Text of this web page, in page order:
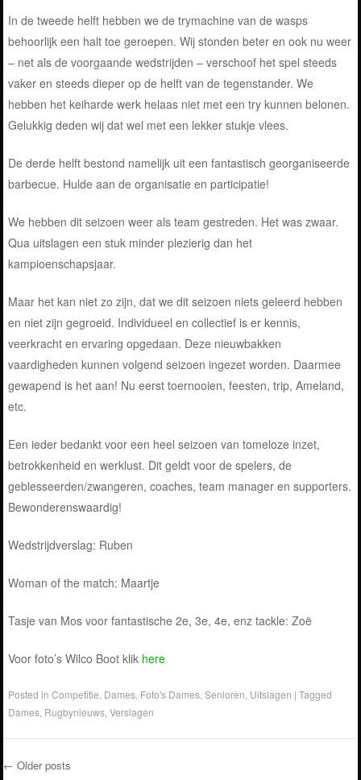
In de tweede helft hebben we de trymachine van de wasps
behoorlijk een halt toe geroepen. Wij stonden beter en ook nu weer
– net als de voorgaande wedstrijden – verschoof het spel steeds
vaker en steeds dieper op de helft van de tegenstander. We
hebben het keiharde werk helaas niet met een try kunnen belonen.
Gelukkig deden wij dat wel met een lekker stukje vlees.
De derde helft bestond namelijk uit een fantastisch georganiseerde
barbecue. Hulde aan de organisatie en participatie!
We hebben dit seizoen weer als team gestreden. Het was zwaar.
Qua uitslagen een stuk minder plezierig dan het
kampioenschapsjaar.
Maar het kan niet zo zijn, dat we dit seizoen niets geleerd hebben
en niet zijn gegroeid. Individueel en collectief is er kennis,
veerkracht en ervaring opgedaan. Deze nieuwbakken
vaardigheden kunnen volgend seizoen ingezet worden. Daarmee
gewapend is het aan! Nu eerst toernooien, feesten, trip, Ameland,
etc.
Een ieder bedankt voor een heel seizoen van tomeloze inzet,
betrokkenheid en werklust. Dit geldt voor de spelers, de
geblesseerden/zwangeren, coaches, team manager en supporters.
Bewonderenswaardig!
Wedstrijdverslag: Ruben
Woman of the match: Maartje
Tasje van Mos voor fantastische 2e, 3e, 4e, enz tackle: Zoë
Voor foto’s Wilco Boot klik here
Posted inCompetitie Dames Foto's Dames ,Senioren Uitslagen |Tagged
Dames Rugbynieuws ,Verslagen
← Older posts